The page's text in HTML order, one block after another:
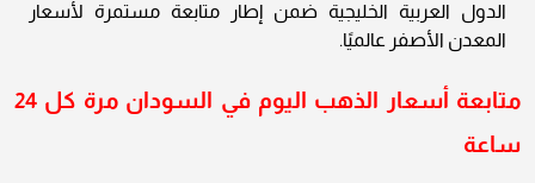
الدول العربية الخليجية ضمن إطار متابعة مستمرة لأسعار
المعدن الأصفر عالميًا.
متابعة أسعار الذهب اليوم في السودان مرة كل 24
ساعة